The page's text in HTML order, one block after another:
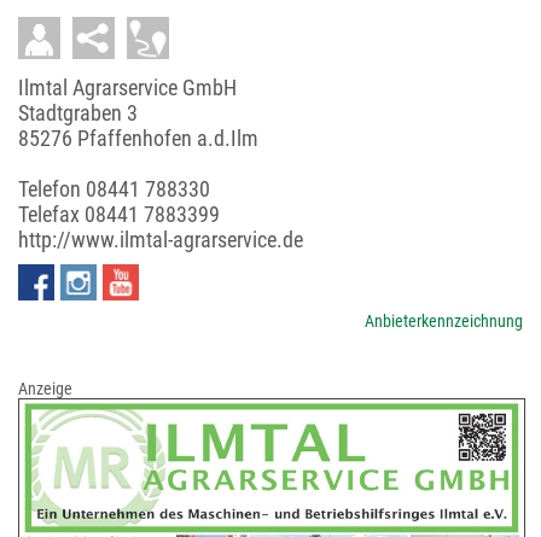
Ilmtal Agrarservice GmbH
Stadtgraben 3
85276 Pfaffenhofen a.d.Ilm
Telefon 08441 788330
Telefax 08441 7883399
http://www.ilmtal-agrarservice.de
Anbieterkennzeichnung
Anzeige